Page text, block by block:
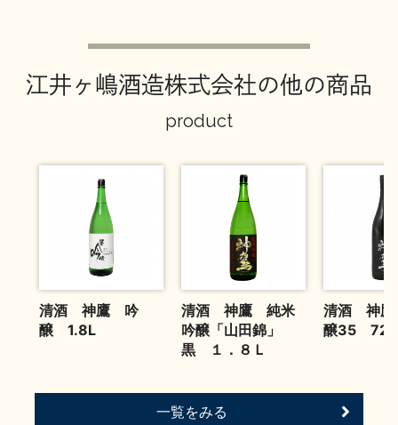
江井ヶ嶋酒造株式会社の他の商品
product
清酒 神鷹 吟
醸 1.8L
清酒 神鷹 純米
吟醸「山田錦」
黒 １．８Ｌ
清酒 神
醸35
一覧をみる